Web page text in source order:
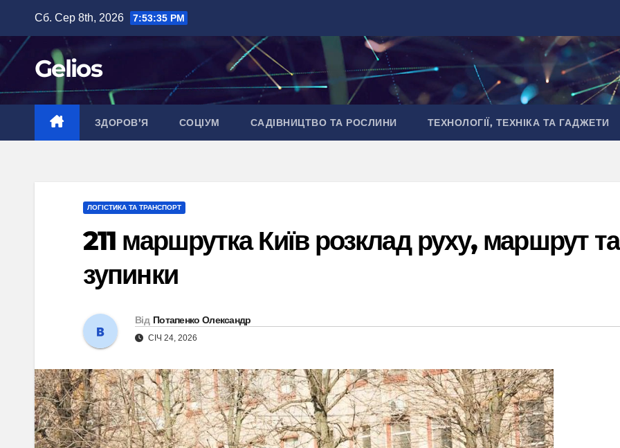
вмісту
Сб. Сер 8th, 2026 7:53:37 PM
Gelios
ЗДОРОВ’Я СОЦІУМ САДІВНИЦТВО ТА РОСЛИНИ ТЕХНОЛОГІЇ, ТЕХНІКА ТА ГАДЖЕТИ
ЛОГІСТИКА ТА ТРАНСПОРТ
211 маршрутка Київ розклад руху, маршрут та
зупинки
Від Потапенко Олександр
СІЧ 24, 2026